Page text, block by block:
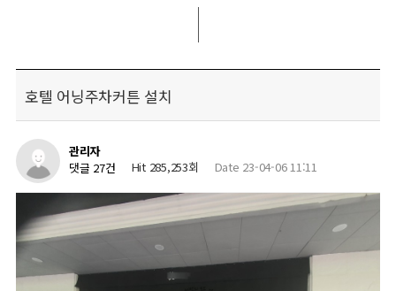
호텔 어닝주차커튼 설치
관리자
댓글 27건
Hit 285,253회 Date 23-04-06 11:11